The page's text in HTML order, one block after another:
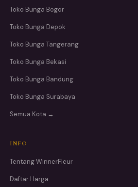
Toko Bunga Bogor
Toko Bunga Depok
Toko Bunga Tangerang
Toko Bunga Bekasi
Toko Bunga Bandung
Toko Bunga Surabaya
Semua Kota →
INFO
Tentang WinnerFleur
Daftar Harga